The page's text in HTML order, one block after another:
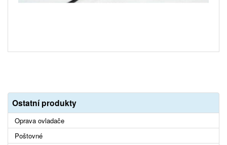
Ostatní produkty
Oprava ovladače
Poštovné